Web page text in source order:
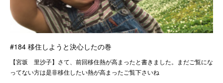
#184 移住しようと決心したの巻
【宮坂 里沙子】さて、前回移住熱が高まったと書きました。まだご覧にな
ってない方は是非移住したい熱が高まったご覧下さいね